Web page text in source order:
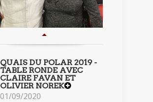
QUAIS DU POLAR 2019 -
TABLE RONDE AVEC
CLAIRE FAVAN ET
OLIVIER NOREK
01/09/2020